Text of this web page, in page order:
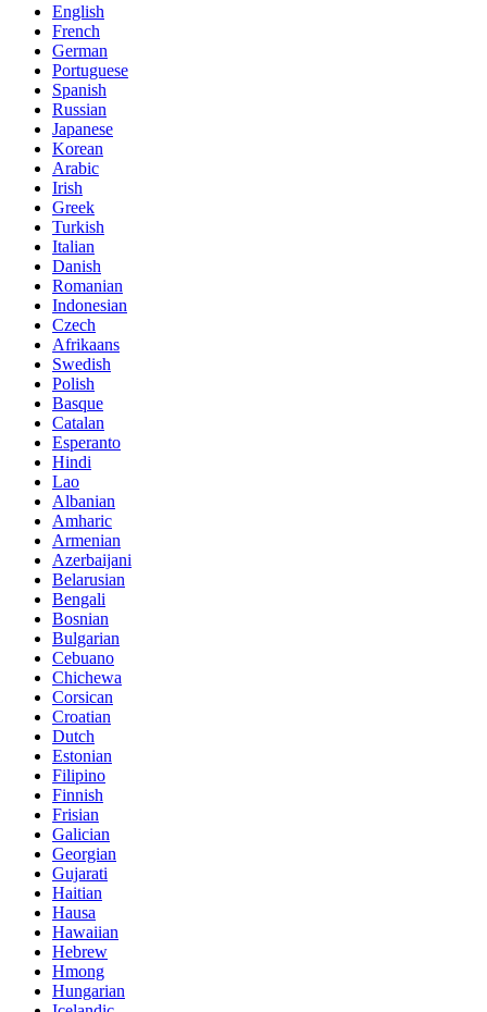
English
French
German
Portuguese
Spanish
Russian
Japanese
Korean
Arabic
Irish
Greek
Turkish
Italian
Danish
Romanian
Indonesian
Czech
Afrikaans
Swedish
Polish
Basque
Catalan
Esperanto
Hindi
Lao
Albanian
Amharic
Armenian
Azerbaijani
Belarusian
Bengali
Bosnian
Bulgarian
Cebuano
Chichewa
Corsican
Croatian
Dutch
Estonian
Filipino
Finnish
Frisian
Galician
Georgian
Gujarati
Haitian
Hausa
Hawaiian
Hebrew
Hmong
Hungarian